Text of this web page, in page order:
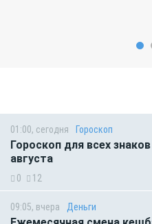
01:00, сегодня Гороскоп
Гороскоп для всех
августа
0 12
09:05, вчера Деньги